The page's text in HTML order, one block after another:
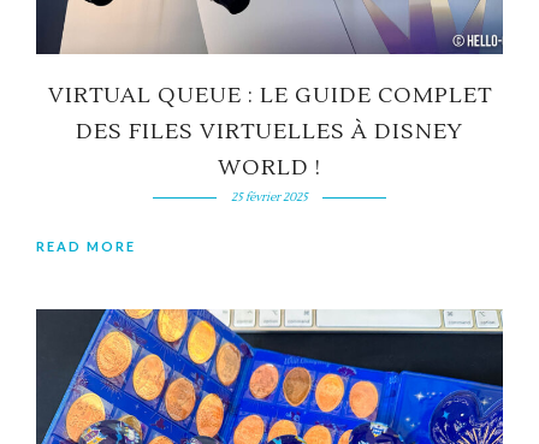
VIRTUAL QUEUE : LE GUIDE COMPLET
DES FILES VIRTUELLES À DISNEY
WORLD !
25 février 2025
READ MORE